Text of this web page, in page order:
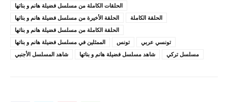
الحلقات الكاملة من مسلسل فضيلة هانم و بناتها
الحلقة الأخيرة من مسلسل فضيلة هانم و بناتها
الحلقة الكاملة
الحلقة الكاملة من مسلسل فضيلة هانم و بناتها
الممثلين في مسلسل فضيلة هانم و بناتها
تونس
تونسي عربي
شاهد المسلسل الأجنبي
شاهد مسلسل فضيلة هانم و بناتها مسلسل تركي